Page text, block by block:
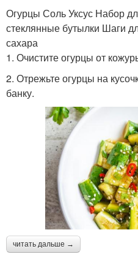
Огурцы Соль Уксус Набор
стеклянные бутылки Шаги
сахара
1. Очистите огурцы от
2. Отрежьте огурцы на
банку.
читать дальше →